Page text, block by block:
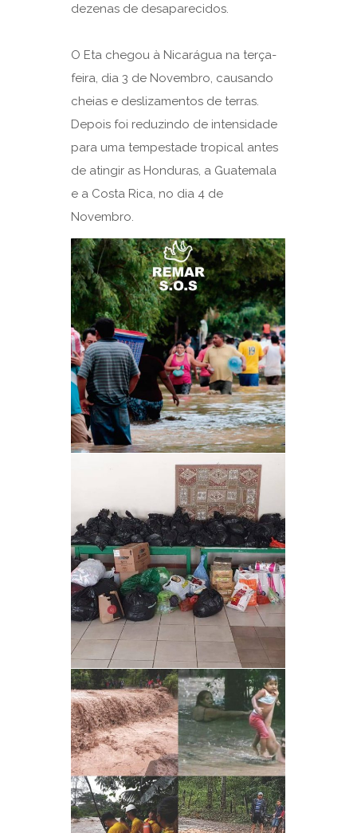
dezenas de desaparecidos.
O Eta chegou à Nicarágua na terça-
feira, dia 3 de Novembro, causando
cheias e deslizamentos de terras.
Depois foi reduzindo de intensidade
para uma tempestade tropical antes
de atingir as Honduras, a Guatemala
e a Costa Rica, no dia 4 de
Novembro.